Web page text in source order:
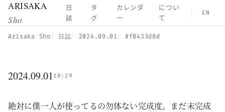
Skip to main content
ARISAKA
Sho
日
誌
タ
グ
カレンダ
ー
につい
て
EN
Arisaka Sho 日誌 2024.09.01 #f0433d8d
2024.09.01 18:29
絶対に僕一人が使ってるの勿体ない完成度。まだ未完成